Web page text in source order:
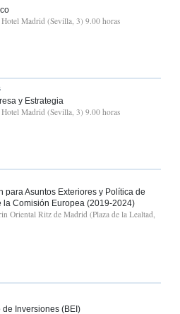
Madrid (Sevilla, 3) 9.00 horas
y Estrategia
Madrid (Sevilla, 3) 9.00 horas
para Asuntos Exteriores y Política de
Comisión Europea (2019-2024)
Oriental Ritz de Madrid (Plaza de la Lealtad,
Inversiones (BEI)